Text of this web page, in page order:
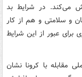
می‌کند. در شرایط بد
و سلامتی و هم از کار
برای عبور از این شرایط
مقابله با کرونا نشان